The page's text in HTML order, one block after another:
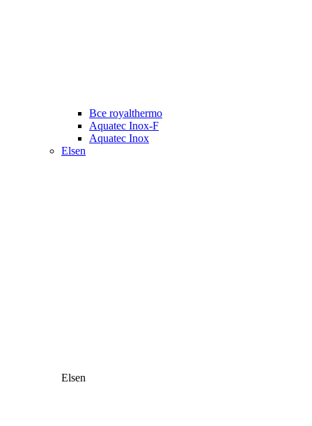
Все royalthermo
Aquatec Inox-F
Aquatec Inox
Elsen
Elsen